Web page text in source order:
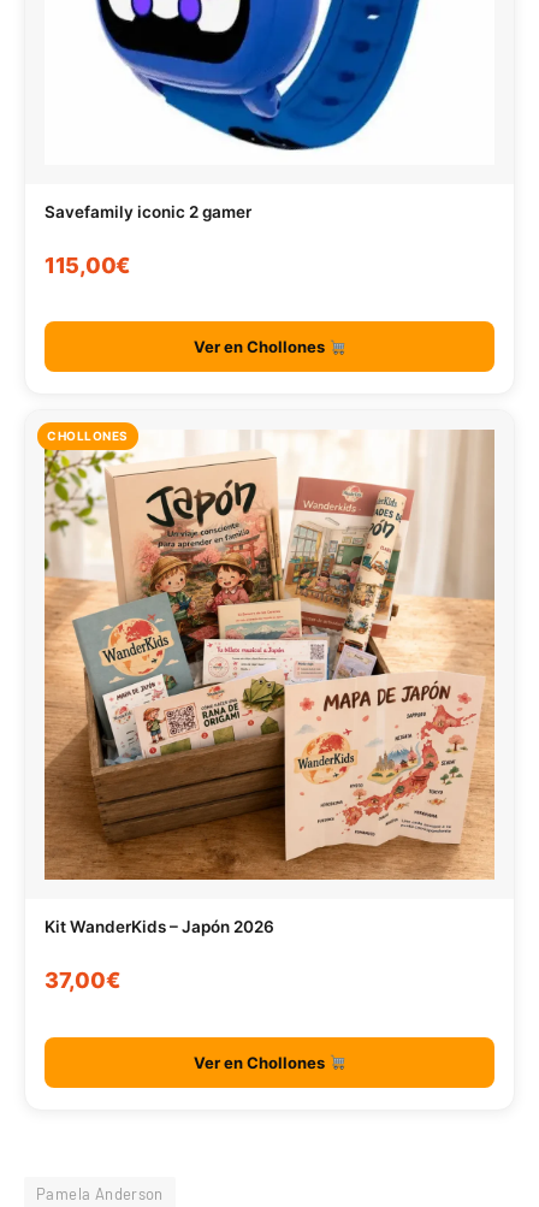
Savefamily iconic 2 gamer
115,00€
Ver en Chollones
CHOLLONES
Kit WanderKids – Japón 2026
37,00€
Ver en Chollones
Pamela Anderson